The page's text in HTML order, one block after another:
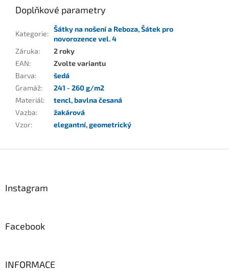
Doplňkové parametry
Kategorie:
Šátky na nošení a Reboza,Šátek pro
novorozence vel. 4
Záruka:
2 roky
EAN:
Zvolte variantu
Barva:
šedá
Gramáž:
241 - 260 g/m2
Materiál: tencl,bavlna česaná
Vazba:
žakárová
Vzor: elegantní,geometrický
Instagram
Facebook
INFORMACE